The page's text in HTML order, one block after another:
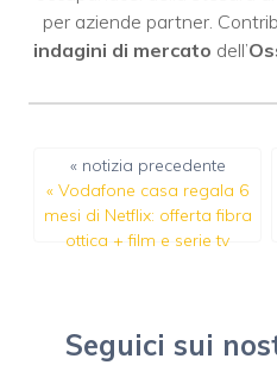
per aziende partner.
indagini di mercato dell’
« notizia precedente
« Vodafone casa regala 6
mesi di Netflix: offerta fibra
ottica + film e serie tv
Seguici sui